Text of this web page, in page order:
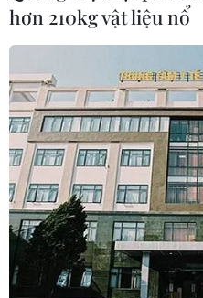
hơn 210kg vật liệu nổ